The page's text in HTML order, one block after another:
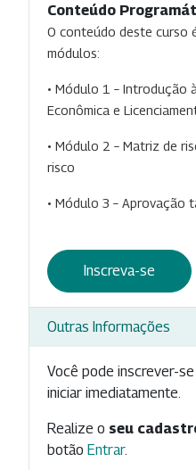
Conteúdo
O conteúdo deste curso
módulos:
• Módulo 1 – Introdução
Econômica e
• Módulo 2 – Matriz de
risco
• Módulo 3 – Aprovação
Inscreva-se
Outras Informações
Você pode inscrever-
iniciar imediatamente.
Realize o seu
botão Entrar.